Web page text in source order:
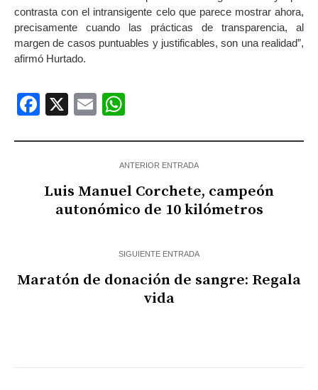
contrasta con el intransigente celo que parece mostrar ahora,
precisamente cuando las prácticas de transparencia, al
margen de casos puntuables y justificables, son una realidad”,
afirmó Hurtado.
Facebook
X Email
ANTERIOR ENTRADA
Luis Manuel Corchete, campeón
autonómico de 10 kilómetros
SIGUIENTE ENTRADA
Maratón de donación de sangre: Regala
vida